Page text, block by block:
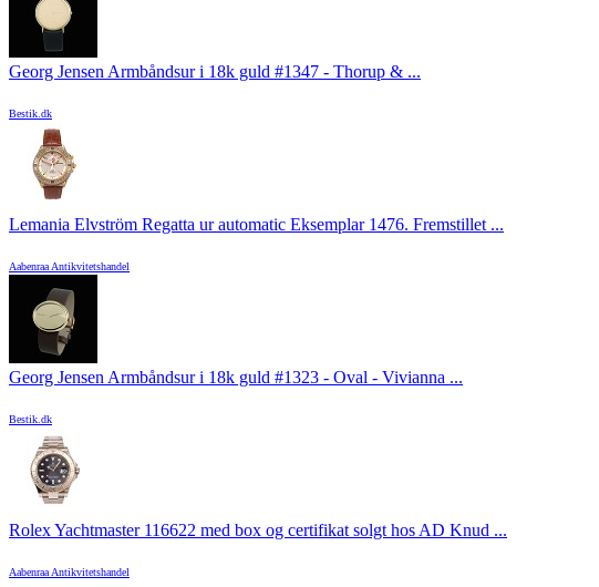
Georg Jensen Armbåndsur i 18k guld #1347 - Thorup & ...
Bestik.dk
Lemania Elvström Regatta ur automatic Eksemplar 1476. Fremstillet ...
Aabenraa Antikvitetshandel
Georg Jensen Armbåndsur i 18k guld #1323 - Oval - Vivianna ...
Bestik.dk
Rolex Yachtmaster 116622 med box og certifikat solgt hos AD Knud ...
Aabenraa Antikvitetshandel